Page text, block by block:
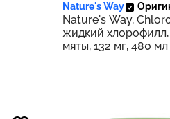
Nature's Way
Nature's Way,
жидкий
мяты, 132 мг, 480